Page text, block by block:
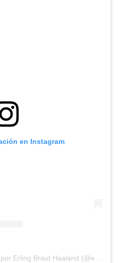
en Instagram
Una publicación compartida por Erling Braut Haaland (@erling)